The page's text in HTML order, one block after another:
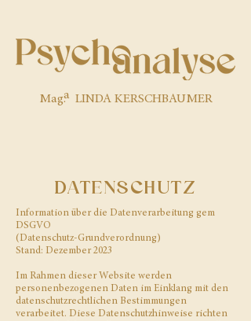
Mag. LINDA KERSCHBAUMER
a
DATENSCHUTZ
Information über die Datenverarbeitung gem
DSGVO
(Datenschutz-Grundverordnung)
Stand: Dezember 2023
Im Rahmen dieser Website werden
personenbezogenen Daten im Einklang mit den
datenschutzrechtlichen Bestimmungen
verarbeitet. Diese Datenschutzhinweise richten